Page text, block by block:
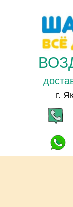
г.